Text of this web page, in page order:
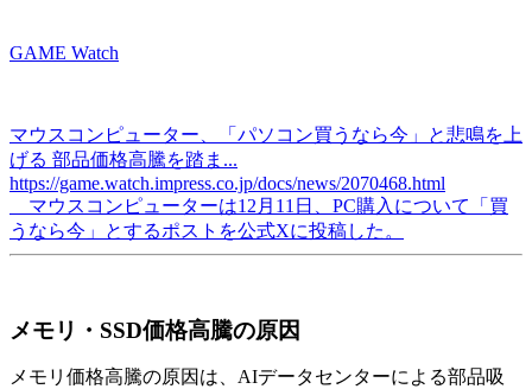
GAME Watch
マウスコンピューター、「パソコン買うなら今」と悲鳴を上
げる 部品価格高騰を踏ま...
https://game.watch.impress.co.jp/docs/news/2070468.html
マウスコンピューターは12月11日、PC購入について「買
うなら今」とするポストを公式Xに投稿した。
メモリ・SSD価格高騰の原因
メモリ価格高騰の原因は、AIデータセンターによる部品吸